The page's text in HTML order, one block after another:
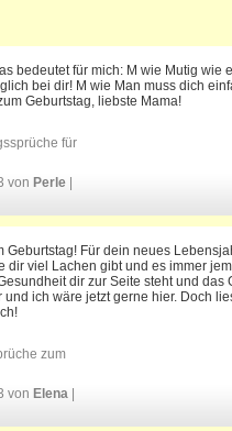
bedeutet für mich: M wie Mutig wie
bei dir! M wie Man muss dich
Geburtstag, liebste Mama!
für
von Perle
Geburtstag! Für dein neues
dir viel Lachen gibt und es immer
dir zur Seite steht und
und ich wäre jetzt gerne hier. Doch
zum
von Elena